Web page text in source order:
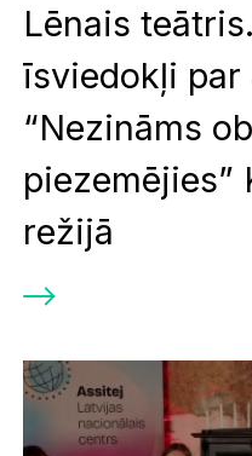
Lēnais
īsviedokļi par
“Nezināms
režijā